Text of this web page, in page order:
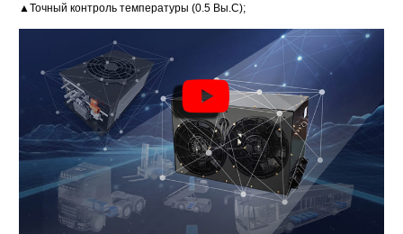
▲Точный контроль температуры (0.5 Вы.С);